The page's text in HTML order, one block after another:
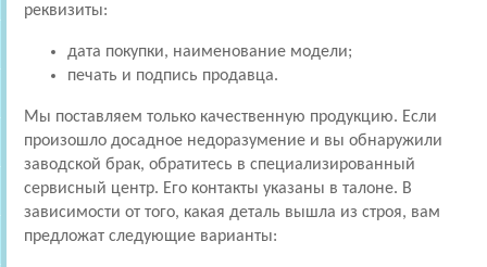
реквизиты:
дата покупки, наименование модели;
печать и подпись продавца.
Мы поставляем только качественную продукцию. Если
произошло досадное недоразумение и вы обнаружили
заводской брак, обратитесь в специализированный
сервисный центр. Его контакты указаны в талоне. В
зависимости от того, какая деталь вышла из строя, вам
предложат следующие варианты: